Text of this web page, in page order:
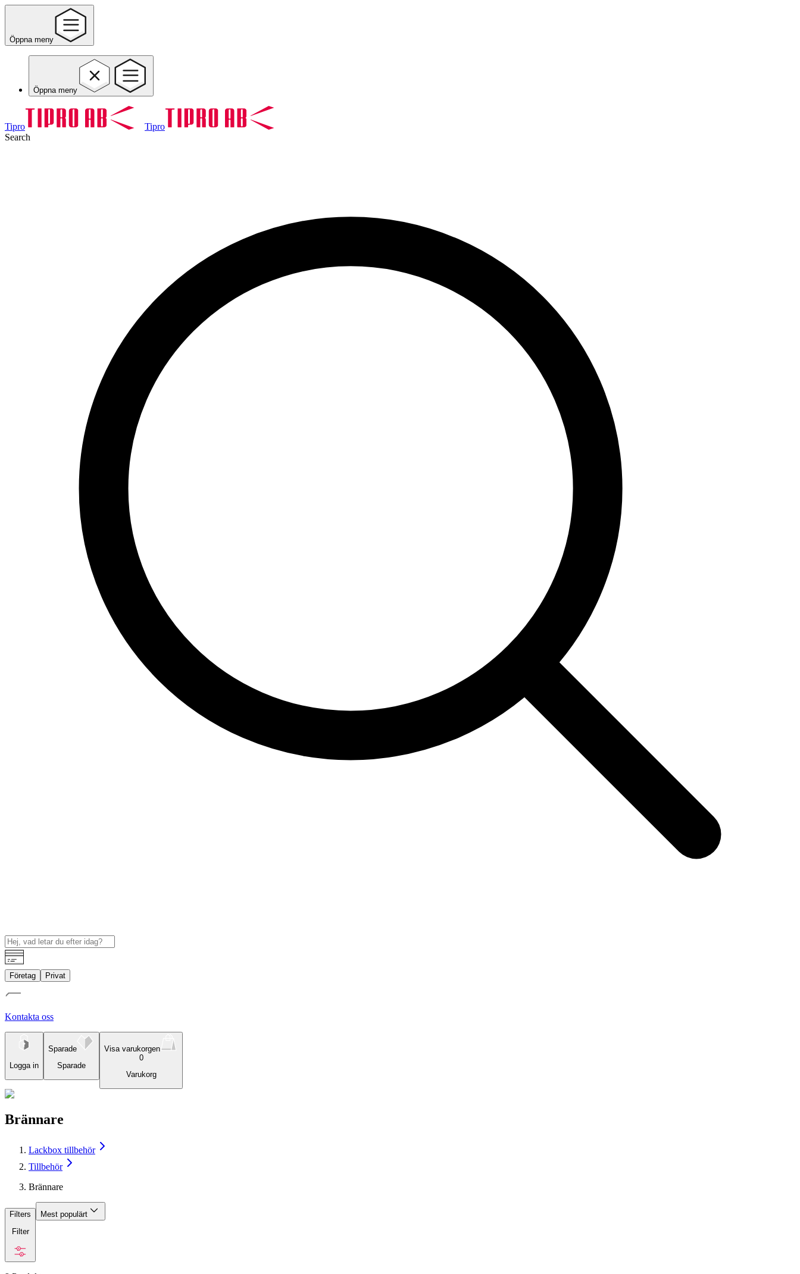
Öppna meny
Öppna meny
Tipro
Tipro
Search
Företag Privat
Kontakta oss
Logga in
Sparade
Sparade
Visa varukorgen
0
Varukorg
Brännare
Lackbox tillbehör
Tillbehör
Brännare
Filters
Filter
Mest populärt